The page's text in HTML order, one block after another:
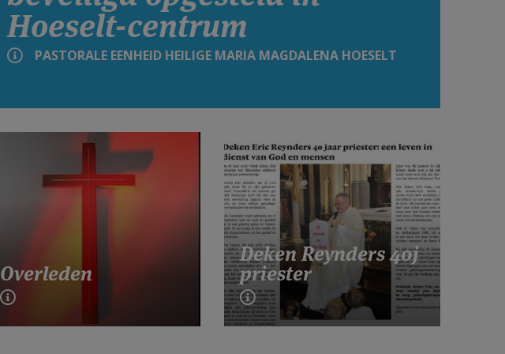
Hoeselt-centrum
PASTORALE EENHEID HEILIGE MARIA MAGDALENA HOESELT
Overleden
Deken Reynders 40j
priester